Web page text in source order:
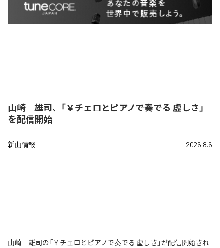
山崎 雄司、「￥チェロとピアノで奏でる 虚しさ」
を配信開始
新曲情報 2026.8.6
山崎 雄司の「￥チェロとピアノで奏でる 虚しさ」が配信開始され